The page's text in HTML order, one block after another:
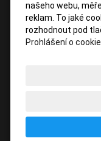
našeho webu,
reklam. To jaké
rozhodnout pod
Prohlášení o